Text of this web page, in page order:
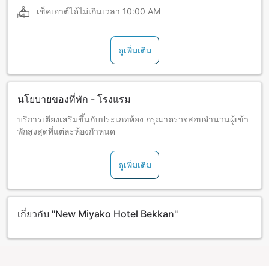
เช็คเอาต์ได้ไม่เกินเวลา 10:00 AM
ดูเพิ่มเติม
นโยบายของที่พัก - โรงแรม
บริการเตียงเสริมขึ้นกับประเภทห้อง กรุณาตรวจสอบจำนวนผู้เข้า
พักสูงสุดที่แต่ละห้องกำหนด
ดูเพิ่มเติม
เกี่ยวกับ "New Miyako Hotel Bekkan"